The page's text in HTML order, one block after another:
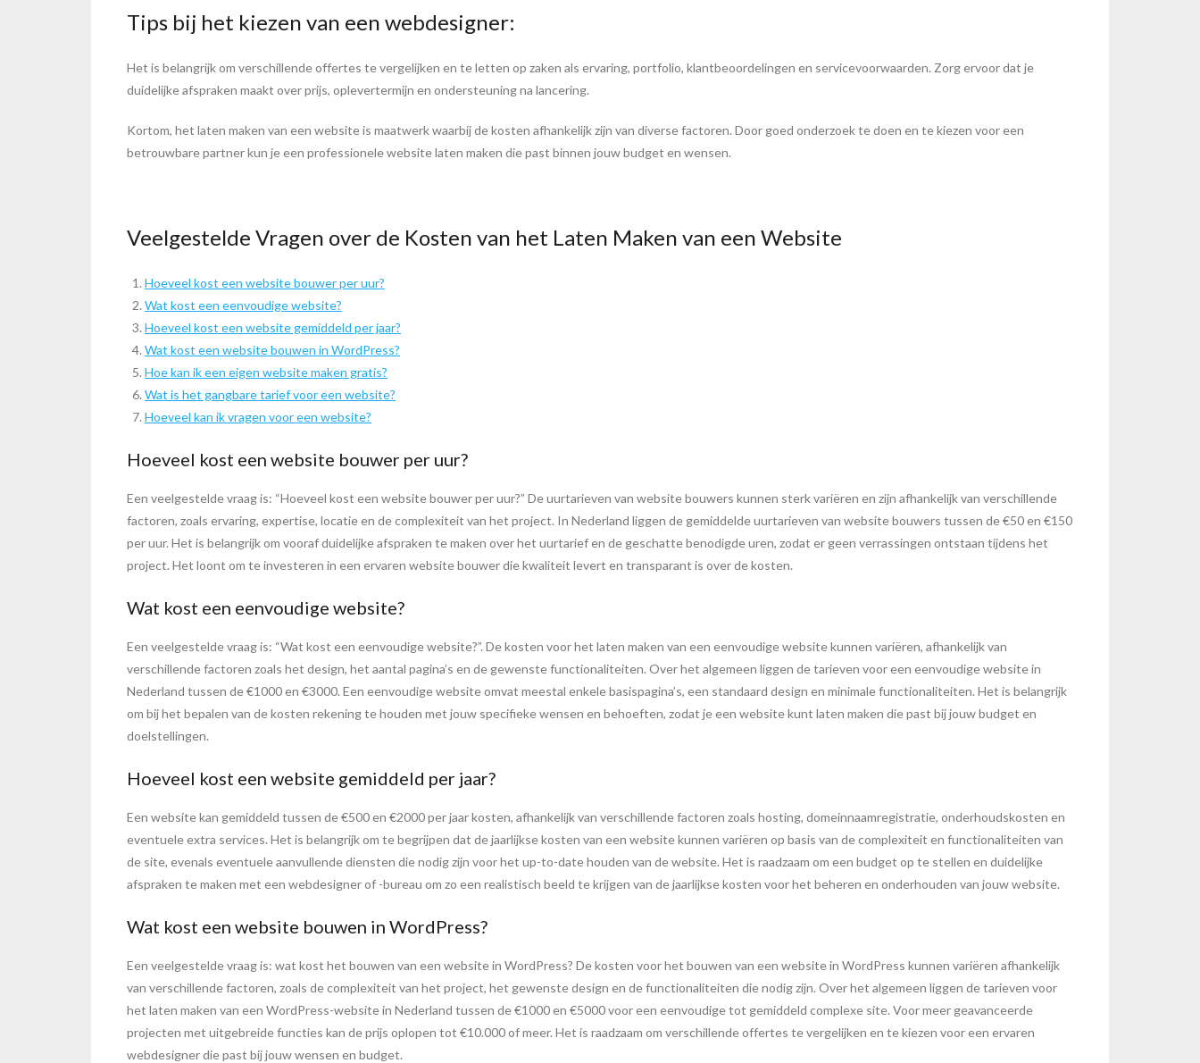
Tips bij het kiezen van een webdesigner:
Het is belangrijk om verschillende offertes te vergelijken en te letten op zaken als ervaring, portfolio, klantbeoordelingen en servicevoorwaarden. Zorg ervoor dat je
duidelijke afspraken maakt over prijs, oplevertermijn en ondersteuning na lancering.
Kortom, het laten maken van een website is maatwerk waarbij de kosten afhankelijk zijn van diverse factoren. Door goed onderzoek te doen en te kiezen voor een
betrouwbare partner kun je een professionele website laten maken die past binnen jouw budget en wensen.
Veelgestelde Vragen over de Kosten van het Laten Maken van een Website
Hoeveel kost een website bouwer per uur?
Wat kost een eenvoudige website?
Hoeveel kost een website gemiddeld per jaar?
Wat kost een website bouwen in WordPress?
Hoe kan ik een eigen website maken gratis?
Wat is het gangbare tarief voor een website?
Hoeveel kan ik vragen voor een website?
Hoeveel kost een website bouwer per uur?
Een veelgestelde vraag is: “Hoeveel kost een website bouwer per uur?” De uurtarieven van website bouwers kunnen sterk variëren en zijn afhankelijk van verschillende
factoren, zoals ervaring, expertise, locatie en de complexiteit van het project. In Nederland liggen de gemiddelde uurtarieven van website bouwers tussen de €50 en €150
per uur. Het is belangrijk om vooraf duidelijke afspraken te maken over het uurtarief en de geschatte benodigde uren, zodat er geen verrassingen ontstaan tijdens het
project. Het loont om te investeren in een ervaren website bouwer die kwaliteit levert en transparant is over de kosten.
Wat kost een eenvoudige website?
Een veelgestelde vraag is: “Wat kost een eenvoudige website?”. De kosten voor het laten maken van een eenvoudige website kunnen variëren, afhankelijk van
verschillende factoren zoals het design, het aantal pagina’s en de gewenste functionaliteiten. Over het algemeen liggen de tarieven voor een eenvoudige website in
Nederland tussen de €1000 en €3000. Een eenvoudige website omvat meestal enkele basispagina’s, een standaard design en minimale functionaliteiten. Het is belangrijk
om bij het bepalen van de kosten rekening te houden met jouw specifieke wensen en behoeften, zodat je een website kunt laten maken die past bij jouw budget en
doelstellingen.
Hoeveel kost een website gemiddeld per jaar?
Een website kan gemiddeld tussen de €500 en €2000 per jaar kosten, afhankelijk van verschillende factoren zoals hosting, domeinnaamregistratie, onderhoudskosten en
eventuele extra services. Het is belangrijk om te begrijpen dat de jaarlijkse kosten van een website kunnen variëren op basis van de complexiteit en functionaliteiten van
de site, evenals eventuele aanvullende diensten die nodig zijn voor het up-to-date houden van de website. Het is raadzaam om een budget op te stellen en duidelijke
afspraken te maken met een webdesigner of -bureau om zo een realistisch beeld te krijgen van de jaarlijkse kosten voor het beheren en onderhouden van jouw website.
Wat kost een website bouwen in WordPress?
Een veelgestelde vraag is: wat kost het bouwen van een website in WordPress? De kosten voor het bouwen van een website in WordPress kunnen variëren afhankelijk
van verschillende factoren, zoals de complexiteit van het project, het gewenste design en de functionaliteiten die nodig zijn. Over het algemeen liggen de tarieven voor
het laten maken van een WordPress-website in Nederland tussen de €1000 en €5000 voor een eenvoudige tot gemiddeld complexe site. Voor meer geavanceerde
projecten met uitgebreide functies kan de prijs oplopen tot €10.000 of meer. Het is raadzaam om verschillende offertes te vergelijken en te kiezen voor een ervaren
webdesigner die past bij jouw wensen en budget.